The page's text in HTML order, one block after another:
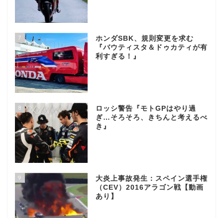
7
ホンダSBK、規則変更を求む
『バウティスタ＆ドゥカティが有
利すぎる！』
8
ロッシ警告『モトGPはやり過
ぎ…そろそろ、きちんと考えるべ
き』
9
大炎上事故発生：スペイン選手権
（CEV）2016アラゴン戦【動画
あり】